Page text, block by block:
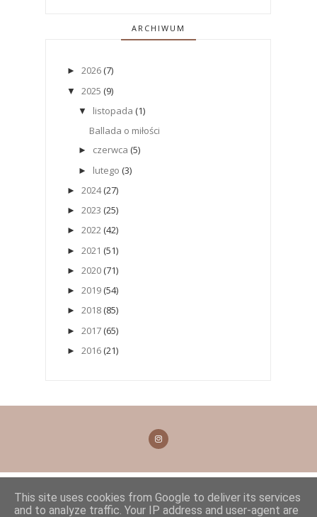
ARCHIWUM
► 2026 (7)
▼ 2025 (9)
▼ listopada (1)
Ballada o miłości
► czerwca (5)
► lutego (3)
► 2024(27)
► 2023 (25)
► 2022 (42)
► 2021 (51)
► 2020 (71)
► 2019 (54)
► 2018 (85)
► 2017 (65)
► 2016 (21)
This site uses cookies from Google to deliver its services
and to analyze traffic. Your IP address and user-agent are